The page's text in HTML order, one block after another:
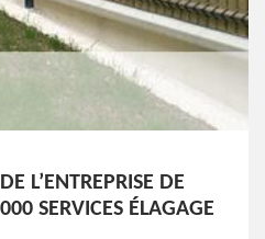
L’ENTREPRISE DE
SERVICES ÉLAGAGE